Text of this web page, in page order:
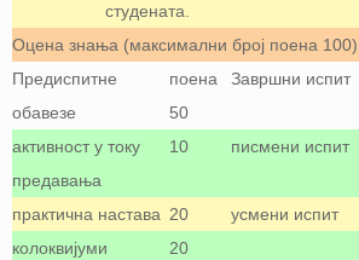
студената.
Оцена знања (максимални број поена 100)
Предиспитне
обавезе
поена
50
Завршни испит
активност у току
предавања
10 писмени испит
практична настава 20 усмени испит
колоквијуми
20